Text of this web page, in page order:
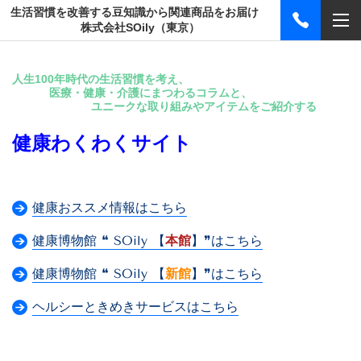
生活習慣を改善する豆知識から関連商品をお届け
株式会社SOily（東京）
人生100年時代の生活習慣を考え、
医療・健康・介護にまつわるコラムと、
ユニークな取り組みやアイテムをご紹介する
健康わくわくサイト
健康おススメ情報はこちら
健康博物館 ❝ SOily 【本館】❞はこちら
健康博物館 ❝ SOily 【新館】❞はこちら
ヘルシーときめきサービスはこちら